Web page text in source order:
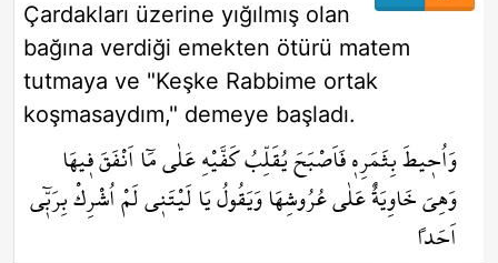
Çardakları üzerine yığılmış olan
bağına verdiği emekten ötürü matem
tutmaya ve "Keşke Rabbime ortak
koşmasaydım," demeye başladı.
وَاُح۪يطَ بِثَمَرِه۪ فَاَصْبَحَ يُقَلِّبُ كَفَّيْهِ عَلٰى مَٓا اَنْفَقَ ف۪يهَا
وَهِيَ خَاوِيَةٌ عَلٰى عُرُوشِهَا وَيَقُولُ يَا لَيْتَن۪ي لَمْ اُشْرِكْ بِرَبّ۪ٓي
اَحَداً